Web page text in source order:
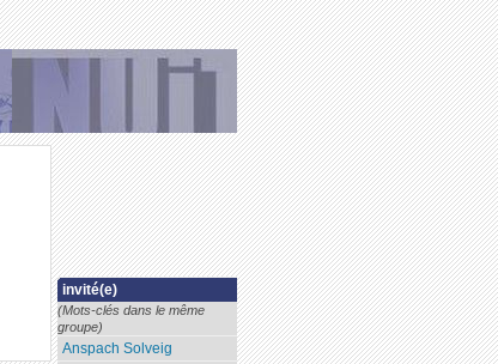
invité(e)
(Mots-clés dans le même
groupe)
Anspach Solveig